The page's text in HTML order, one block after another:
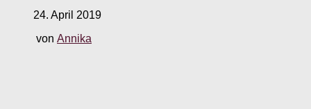
24. April 2019
von Annika